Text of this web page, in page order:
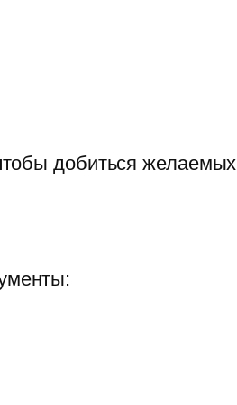
добиться желаемых